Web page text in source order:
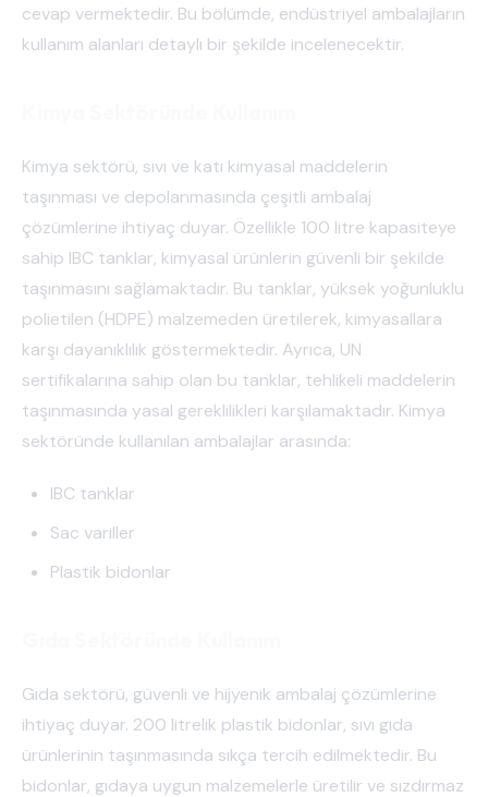
cevap vermektedir. Bu bölümde, endüstriyel ambalajların
kullanım alanları detaylı bir şekilde incelenecektir.
Kimya sektörü, sıvı ve katı kimyasal maddelerin
taşınması ve depolanmasında çeşitli ambalaj
çözümlerine ihtiyaç duyar. Özellikle 100 litre kapasiteye
sahip IBC tanklar, kimyasal ürünlerin güvenli bir şekilde
taşınmasını sağlamaktadır. Bu tanklar, yüksek yoğunluklu
polietilen (HDPE) malzemeden üretilerek, kimyasallara
karşı dayanıklılık göstermektedir. Ayrıca, UN
sertifikalarına sahip olan bu tanklar, tehlikeli maddelerin
taşınmasında yasal gereklilikleri karşılamaktadır. Kimya
sektöründe kullanılan ambalajlar arasında:
IBC tanklar
Sac variller
Plastik bidonlar
Gıda sektörü, güvenli ve hijyenik ambalaj çözümlerine
ihtiyaç duyar. 200 litrelik plastik bidonlar, sıvı gıda
ürünlerinin taşınmasında sıkça tercih edilmektedir. Bu
bidonlar, gıdaya uygun malzemelerle üretilir ve sızdırmaz